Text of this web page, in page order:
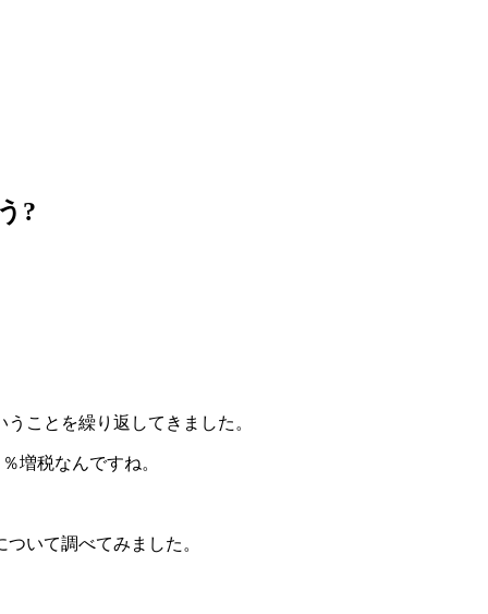
?
ことを繰り返してきました。
増税なんですね。
いて調べてみました。